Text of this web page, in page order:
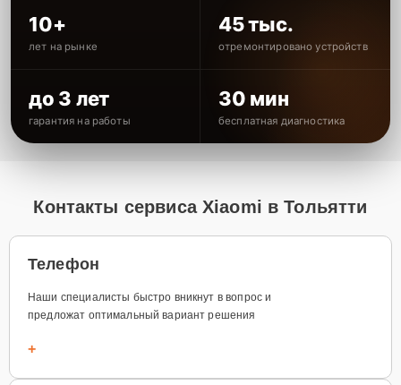
10+
лет на рынке
45 тыс.
отремонтировано устройств
до 3 лет
гарантия на работы
30 мин
бесплатная диагностика
Контакты сервиса Xiaomi в Тольятти
Телефон
Наши специалисты быстро вникнут в вопрос и
предложат оптимальный вариант решения
+